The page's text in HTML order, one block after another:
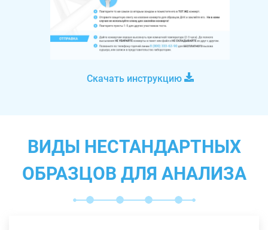
Скачать инструкцию
ВИДЫ НЕСТАНДАРТНЫХ
ОБРАЗЦОВ ДЛЯ АНАЛИЗА